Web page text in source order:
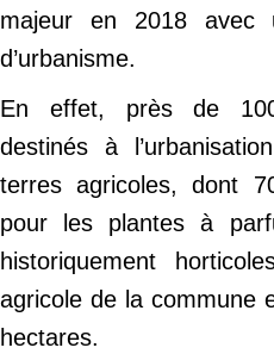
majeur en 2018 avec
d’urbanisme.
En effet, près de
destinés à
terres agricoles, dont
pour les plantes à
historiquement
agricole de la commune
hectares.